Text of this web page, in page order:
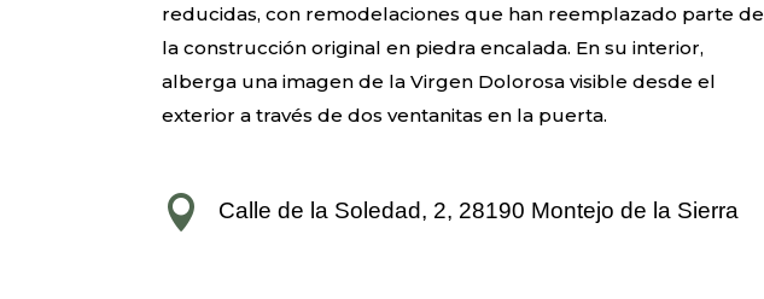
reducidas, con remodelaciones que han reemplazado parte de
la construcción original en piedra encalada. En su interior,
alberga una imagen de la Virgen Dolorosa visible desde el
exterior a través de dos ventanitas en la puerta.
 Calle de la Soledad, 2, 28190 Montejo de la Sierra